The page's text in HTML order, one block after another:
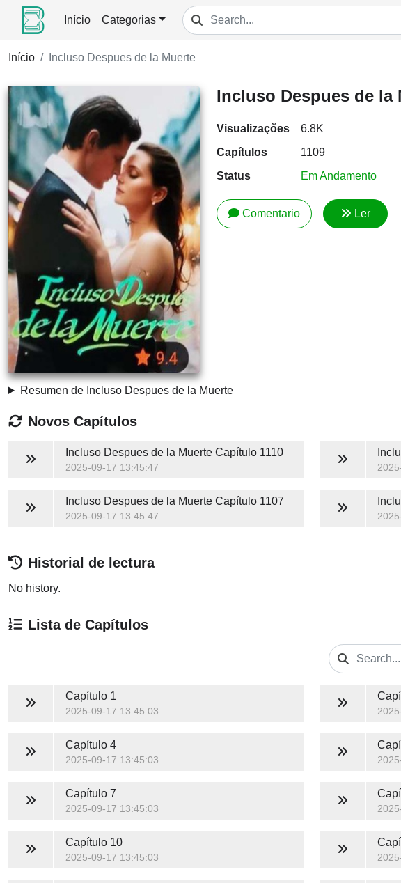
Início Categorias
Início Incluso Despues de la Muerte
Incluso Despues de la
Visualizações
6.8K
Capítulos
1109
Status
Em Andamento
Comentario
Ler
Resumen de Incluso Despues de la Muerte
Novos Capítulos
Incluso Despues de la MuerteCapítulo 1110
2025-09-17 13:45:47
Incluso Despues de la MuerteCapítulo 1107
2025-09-17 13:45:47
Historial de lectura
No history.
Lista de Capítulos
Capítulo 1
2025-09-17 13:45:03
Capítulo 4
2025-09-17 13:45:03
Capítulo 7
2025-09-17 13:45:03
Capítulo 10
2025-09-17 13:45:03